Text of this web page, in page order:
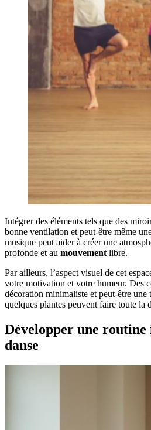
Intégrer des éléments tels que des
bonne ventilation et peut-être même
musique peut aider à créer une
profonde et au mouvement libre.
Par ailleurs, l’aspect visuel de cet
votre motivation et votre humeur. Des
décoration minimaliste et peut-être une
quelques plantes peuvent faire toute la
Développer une
danse